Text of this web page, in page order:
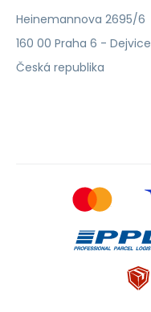
Heinemannova 2695/6
160 00 Praha 6 - Dejvice
Česká republika